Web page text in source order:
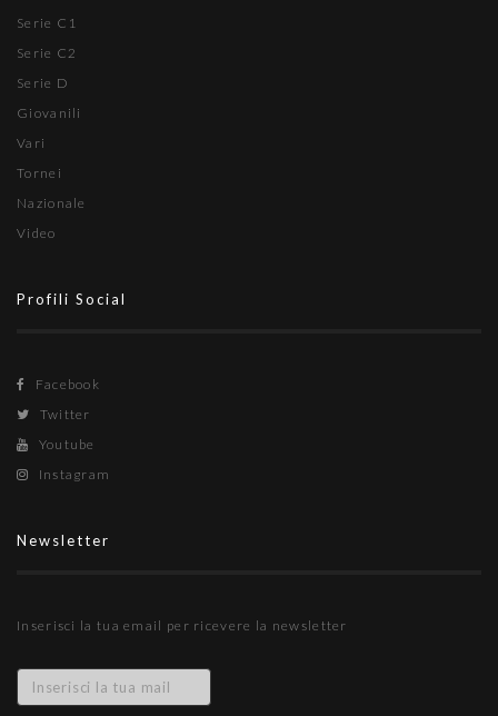
Serie C1
Serie C2
Serie D
Giovanili
Vari
Tornei
Nazionale
Video
Profili Social
Facebook
Twitter
Youtube
Instagram
Newsletter
Inserisci la tua email per ricevere la newsletter